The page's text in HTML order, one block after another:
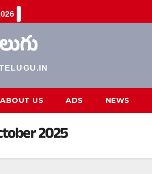
ABOUT US ADS NEWS
2025